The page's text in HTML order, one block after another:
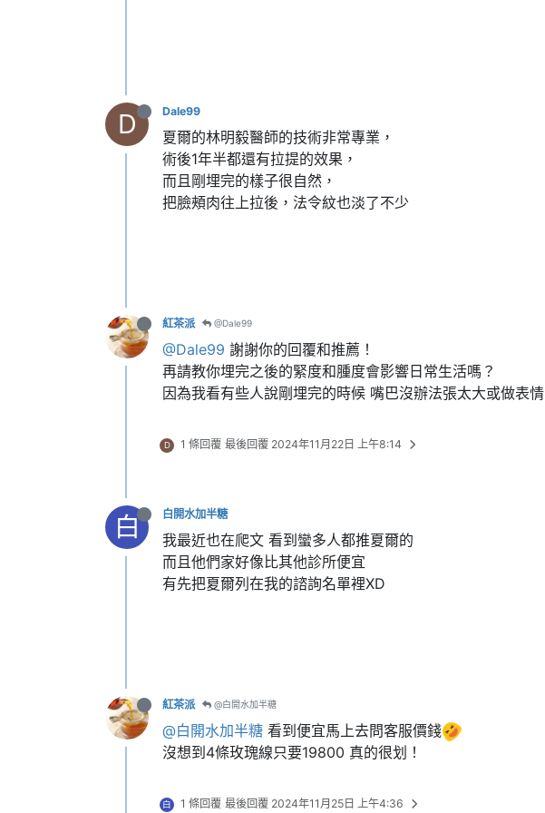
D Dale99
夏爾的林明毅醫師的技術非常專業，
術後1年半都還有拉提的效果，
而且剛埋完的樣子很自然，
把臉頰肉往上拉後，法令紋也淡了不少
紅茶派 @Dale99
@Dale99 謝謝你的回覆和推薦！
再請教你埋完之後的緊度和腫度會影響日常生活嗎？
因為我看有些人說剛埋完的時候 嘴巴沒辦法張太大或做表情
D 1 條回覆 最後回覆 2024年11月22日 上午8:14
白 白開水加半糖
我最近也在爬文 看到蠻多人都推夏爾的
而且他們家好像比其他診所便宜
有先把夏爾列在我的諮詢名單裡XD
紅茶派 @白開水加半糖
@白開水加半糖 看到便宜馬上去問客服價錢
沒想到4條玫瑰線只要19800 真的很划！
白 1 條回覆 最後回覆 2024年11月25日 上午4:36